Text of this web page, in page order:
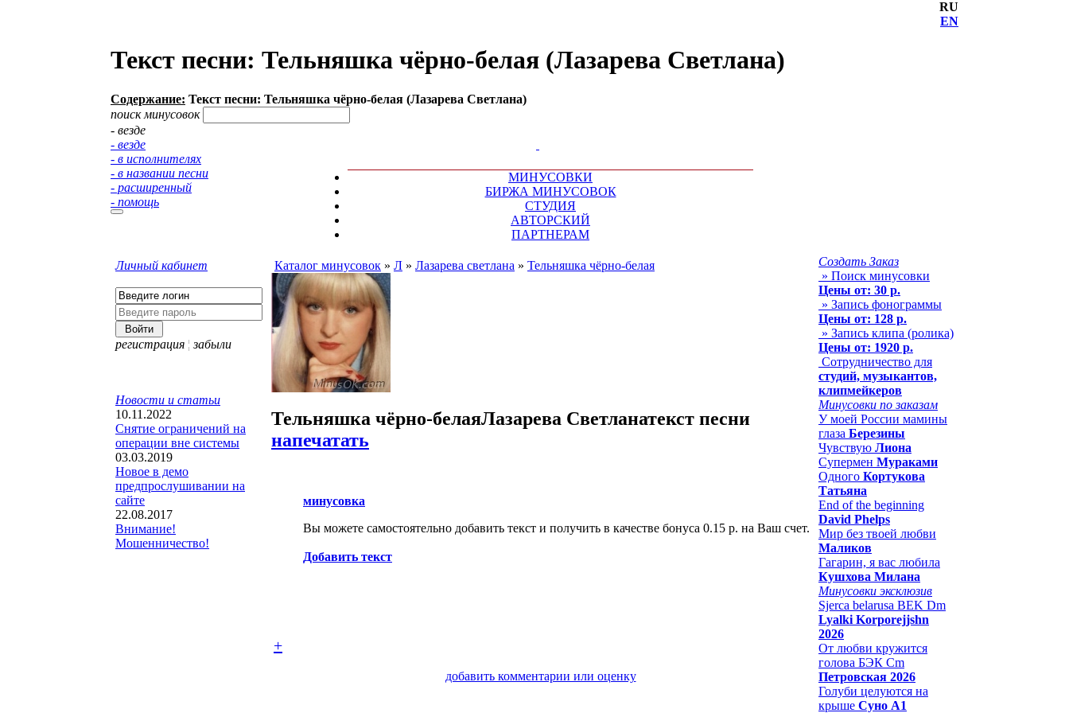
RU
EN
Текст песни: Тельняшка чёрно-белая (Лазарева Светлана)
Содержание: Текст песни: Тельняшка чёрно-белая (Лазарева Светлана)
поиск минусовок
- везде
- везде
- в исполнителях
- в названии песни
- расширенный
- помощь
МИНУСОВКИ
БИРЖА МИНУСОВОК
СТУДИЯ
АВТОРСКИЙ
ПАРТНЕРАМ
Личный кабинет
регистрация ¦ забыли
Новости и статьи
10.11.2022
Снятие ограничений на
операции вне системы
03.03.2019
Новое в демо
предпрослушивании на
сайте
22.08.2017
Внимание!
Мошенничество!
Каталог минусовок » Л » Лазарева светлана » Тельняшка чёрно-белая
Тельняшка чёрно-белаяЛазарева Светланатекст песни
напечатать
минусовка
Вы можете самостоятельно добавить текст и получить в качестве бонуса 0.15 р. на Ваш счет.
Добавить текст
+
добавить комментарии или оценку
Создать Заказ
» Поиск минусовки
Цены от: 30 р.
» Запись фонограммы
Цены от: 128 р.
» Запись клипа (ролика)
Цены от: 1920 р.
Сотрудничество для
студий, музыкантов,
клипмейкеров
Минусовки по заказам
У моей России мамины
глаза Березины
Чувствую Лиона
Супермен Мураками
Одного Кортукова
Татьяна
End of the beginning
David Phelps
Мир без твоей любви
Маликов
Гагарин, я вас любила
Кушхова Милана
Минусовки эксклюзив
Sjerca belarusa BEK Dm
Lyalki Korporejjshn
2026
От любви кружится
голова БЭК Cm
Петровская 2026
Голуби целуются на
крыше Суно А1